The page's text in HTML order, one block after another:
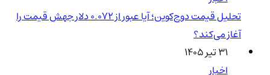
تحلیل قیمت دوج‌کوین؛ آیا عبور از ۰.۰۷۲ دلار جهش قیمت را
آغاز می‌کند؟
۳۱ تیر ۱۴۰۵
اخبار